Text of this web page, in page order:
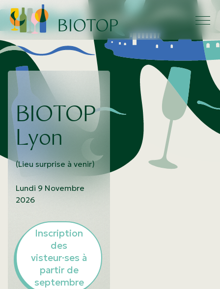
BIOTOP
Lyon
(Lieu surprise à venir)
Lundi 9 Novembre
2026
Inscription
des
visteur·ses à
partir de
septembre